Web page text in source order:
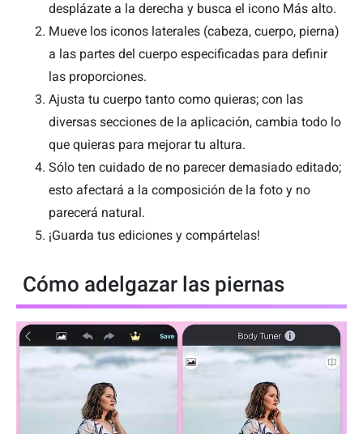
desplázate a la derecha y busca el icono Más alto.
Mueve los iconos laterales (cabeza, cuerpo, pierna)
a las partes del cuerpo especificadas para definir
las proporciones.
Ajusta tu cuerpo tanto como quieras; con las
diversas secciones de la aplicación, cambia todo lo
que quieras para mejorar tu altura.
Sólo ten cuidado de no parecer demasiado editado;
esto afectará a la composición de la foto y no
parecerá natural.
¡Guarda tus ediciones y compártelas!
Cómo adelgazar las piernas